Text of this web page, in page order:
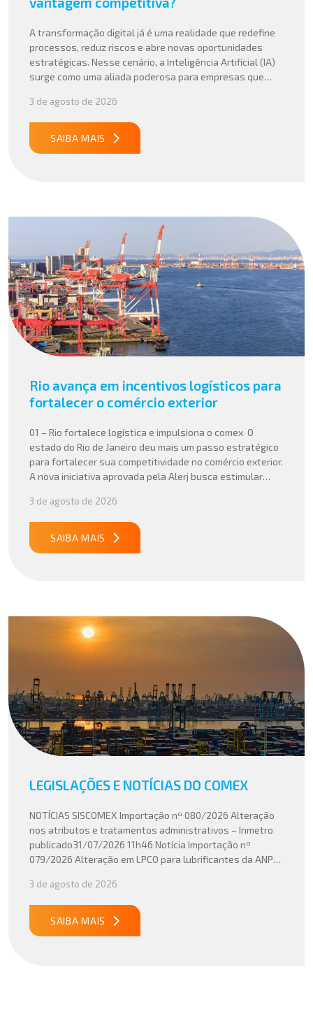
A transformação digital já é uma realidade que redefine
processos, reduz riscos e abre novas oportunidades
estratégicas. Nesse cenário, a Inteligência Artificial (IA)
surge como uma aliada poderosa para empresas que
suas operações internacionais. Mais do que automatizar
tarefas, a IA vem sendo aplicada para interpretar dados
complexos, […]
3 de agosto de 2026
SAIBA MAIS
Rio avança em incentivos logísticos para
fortalecer o comércio exterior
01 – Rio fortalece logística e impulsiona o comex O
estado do Rio de Janeiro deu mais um passo estratégico
para fortalecer sua competitividade no comércio exterior.
A nova iniciativa aprovada pela Alerj busca estimular
para empresas que atuam com importação e exportação,
especialmente em setores que […]
3 de agosto de 2026
SAIBA MAIS
LEGISLAÇÕES E NOTÍCIAS DO COMEX
NOTÍCIAS SISCOMEX Importação nº 080/2026 Alteração
nos atributos e tratamentos administrativos – Inmetro
publicado31/07/2026 11h46 Notícia Importação nº
079/2026 Alteração em LPCO para lubrificantes da ANP
078/2026 Atualização do cálculo do Imposto de
Importação no Acordo Mercosul – União Europeia
publicado29/07/2026 18h47 Notícia PUBLICADO DOU
31/07/26 ATO CONJUNTO RFB/CGIBS Nº […]
3 de agosto de 2026
SAIBA MAIS